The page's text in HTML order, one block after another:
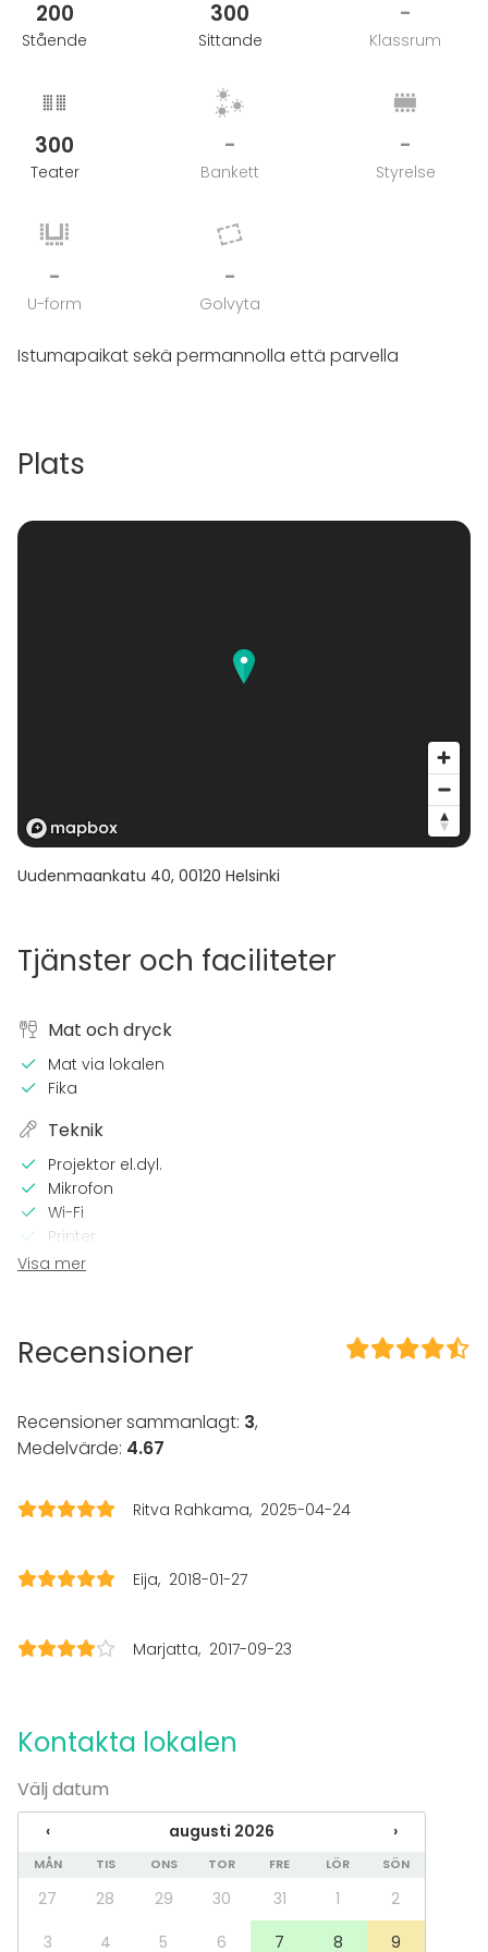
200
Stående
300
Sittande
-
Klassrum
300
Teater
-
Bankett
-
Styrelse
-
U-form
-
Golvyta
Istumapaikat sekä permannolla että parvella
Plats
Uudenmaankatu 40, 00120 Helsinki
Tjänster och faciliteter
Mat och dryck
Mat via lokalen
Fika
Teknik
Projektor el.dyl.
Mikrofon
Wi-Fi
Printer
CD / DVD -spelare
Högljudd musik OK
Dansgolv
Utrustning
Scen
Piano
Fest
Bröllop
Spa / relax / bastu
Middag / Lunch
Konferens
Mässa / Utställning
Rekreation
Visa mer
Recensioner
Recensioner sammanlagt: 3,
Medelvärde: 4.67
Ritva Rahkama 2025-04-24
Eija 2018-01-27
Marjatta 2017-09-23
Kontakta lokalen
Välj datum
‹ augusti 2026 ›
MÅN TIS ONS TOR FRE LÖR SÖN
27 28 29 30 31 1
2
3
4 5 6 7 8
9